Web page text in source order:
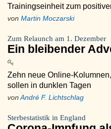
Trainingseinheit zum
von Martin Moczarski
Zum Relaunch am 1. Dezember
Ein bleibender
Zehn neue Online-
sollen in dunklen Tagen
von André F. Lichtschlag
Sterbestatistik in England